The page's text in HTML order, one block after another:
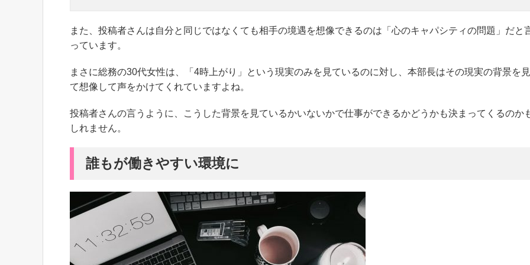
また、投稿者さんは自分と同じではなくても相手の境遇を想像できるのは「心のキャパシティの問題」だと
っています。
まさに総務の30代女性は、「4時上がり」という現実のみを見ているのに対し、本部長はその現実の背景を見
て想像して声をかけてくれていますよね。
投稿者さんの言うように、こうした背景を見ているかいないかで仕事ができるかどうかも決まってくるのか
しれません。
誰もが働きやすい環境に